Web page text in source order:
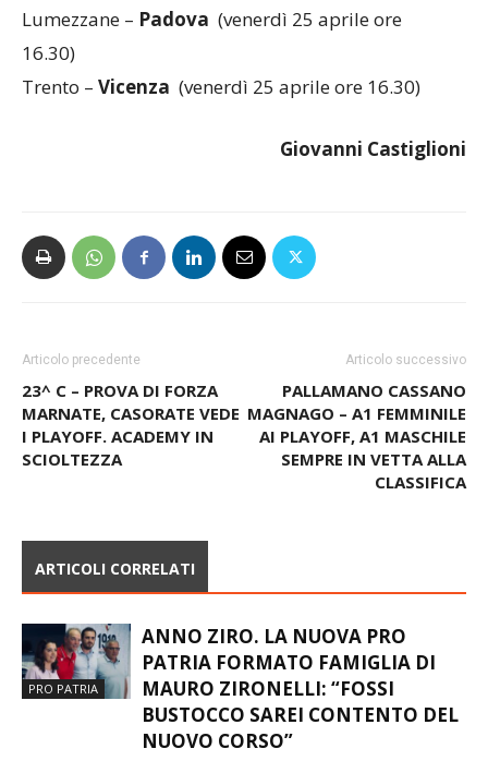
Lumezzane – Padova (venerdì 25 aprile ore
16.30)
Trento – Vicenza (venerdì 25 aprile ore 16.30)
Giovanni Castiglioni
Articolo precedente
23^ C – PROVA DI FORZA
MARNATE, CASORATE VEDE
I PLAYOFF. ACADEMY IN
SCIOLTEZZA
Articolo successivo
PALLAMANO CASSANO
MAGNAGO – A1 FEMMINILE
AI PLAYOFF, A1 MASCHILE
SEMPRE IN VETTA ALLA
CLASSIFICA
ARTICOLI CORRELATI
PRO PATRIA
ANNO ZIRO. LA NUOVA PRO
PATRIA FORMATO FAMIGLIA DI
MAURO ZIRONELLI: “FOSSI
BUSTOCCO SAREI CONTENTO DEL
NUOVO CORSO”